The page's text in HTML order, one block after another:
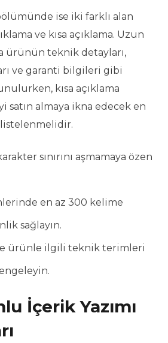
ise iki farklı alan
ve kısa açıklama. Uzun
ürünün teknik detayları,
ve garanti bilgileri gibi
kısa açıklama
satın almaya ikna edecek en
sınırını aşmamaya özen
en az 300 kelime
sağlayın.
ürünle ilgili teknik terimleri
İçerik Yazımı